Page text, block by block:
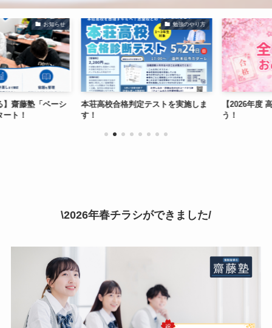
お知らせ
藤塾「ベーシ
！
勉強のやり方
本荘高校合格判定テストを実施しま
す！
【2026年度 高
う！
\2026年春チラシができました/